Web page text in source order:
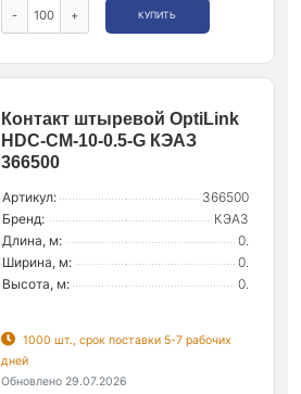
- + КУПИТЬ
Контакт штыревой OptiLink
HDC-CM-10-0.5-G КЭАЗ
366500
Артикул:
366500
Бренд:
КЭАЗ
Длина, м:
0.
Ширина, м:
0.
Высота, м:
0.
1000 шт., срок поставки 5-7 рабочих
дней
Обновлено 29.07.2026